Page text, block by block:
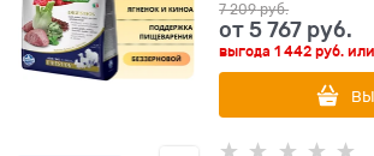
7 209 руб.
от5 767 руб.
выгода1 442 руб.